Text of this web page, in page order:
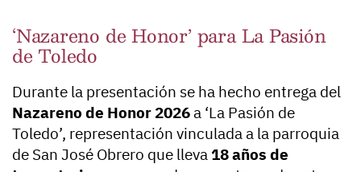
‘Nazareno de Honor’ para La Pasión
de Toledo
Durante la presentación se ha hecho entrega del
Nazareno de Honor 2026a ‘La Pasión de
Toledo’, representación vinculada a la parroquia
de San José Obrero que lleva 18 años de